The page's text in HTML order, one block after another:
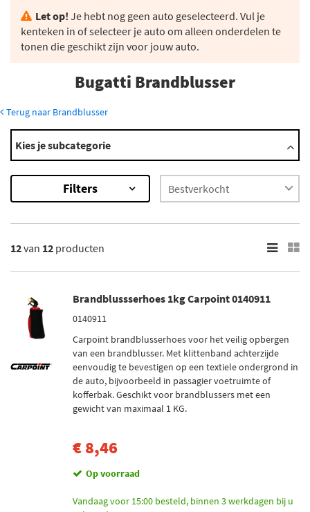
Let op! Je hebt nog geen auto geselecteerd. Vul je
kenteken in of selecteer je auto om alleen onderdelen te
tonen die geschikt zijn voor jouw auto.
Bugatti Brandblusser
Terug naar Brandblusser
Modellen
Chiron
Divo
Veyron Eb 16.4
Veyron Grand Sport Eb 16.4
12Resultaten
Merk
Carpoint (1)
Anaf (2)
Belmic (7)
Osec (2)
Op voorraad (10)
Kies je subcategorie
Filters
12van 12 producten
Brandblussserhoes 1kg Carpoint 0140911
0140911
Carpoint brandblusserhoes voor het veilig opbergen
van een brandblusser. Met klittenband achterzijde
eenvoudig te bevestigen op een textiele ondergrond in
de auto, bijvoorbeeld in passagier voetruimte of
kofferbak. Geschikt voor brandblussers met een
gewicht van maximaal 1 KG.
€ 8,46
Op voorraad
Vandaag voor 15:00 besteld, binnen 3 werkdagen bij u